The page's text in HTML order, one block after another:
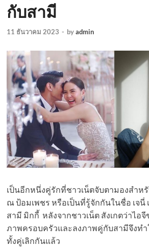
กับสามี
11 ธันวาคม 2023 - byadmin
เป็นอีกหนึ่งคู่รักที่ชาวเน็ตจับตามองสำห
ณ ป้อมเพชร หรือเป็นที่รู้จักกันในชื่อ เจ
สามี มิกกี้ หลังจากชาวเน็ต สังเกตว่าไอจี
ภาพครอบครัวและลงภาพคู่กับสามีจึงท
ทั้งคู่เลิกกันแล้ว